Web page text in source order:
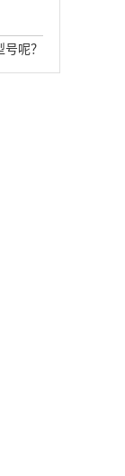
呢？